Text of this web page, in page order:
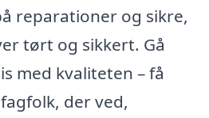
reparationer og sikre,
tørt og sikkert. Gå
med kvaliteten – få
der ved,